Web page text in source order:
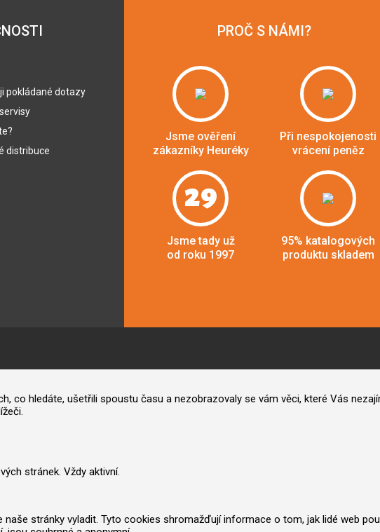
pokládané dotazy
distribuce
PROČ S NÁMI?
Jsme ověření
zákazníky Heuréky
Při nespokojenosti
vrácení peněz
29
Jsme tady už
od roku 1997
95% katalogových
produktu skladem
co hledáte, ušetřili spoustu času a nezobrazovaly se vám věci, které Vás
stránek. Vždy aktivní.
stránky vyladit. Tyto cookies shromažďují informace o tom, jak lidé web